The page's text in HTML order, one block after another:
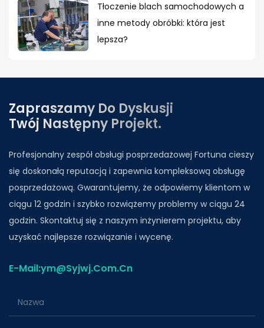
Tłoczenie blach samochodowych a
inne metody obróbki: która jest
lepsza?
Zapraszamy Do Dyskusji
Twój Następny Projekt.
Profesjonalny zespół obsługi posprzedażowej Fortuna cieszy
się doskonałą reputacją i zapewnia kompleksową obsługę
posprzedażową. Gwarantujemy, że odpowiemy klientom w
ciągu 12 godzin i szybko rozwiążemy problemy w ciągu 24
godzin. Skontaktuj się z naszym inżynierem projektu, aby
uzyskać najlepsze rozwiązanie i wycenę.
E-Mail:ym@Syjwj.Com.Cn
Nazwa